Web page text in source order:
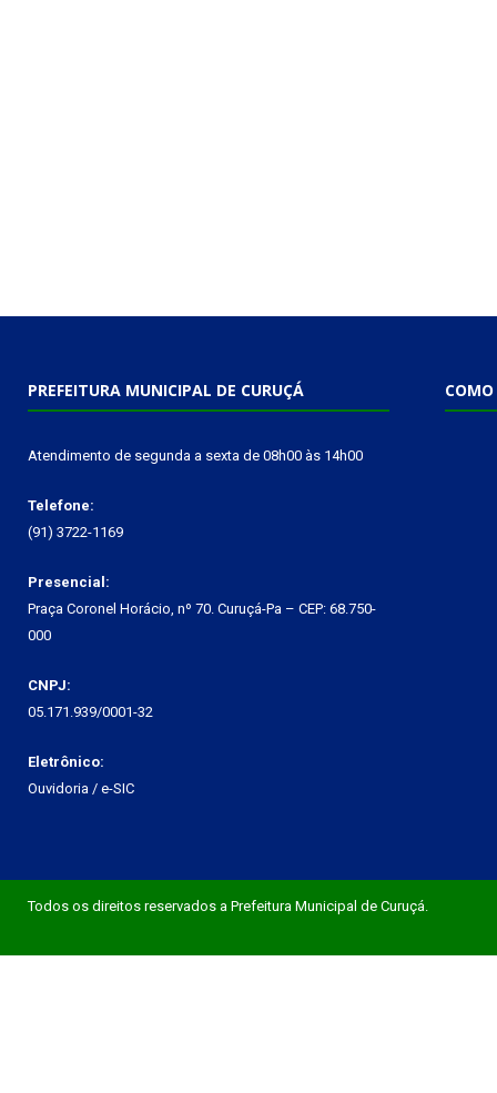
PREFEITURA MUNICIPAL DE CURUÇÁ
Atendimento de segunda a sexta de 08h00 às 14h00
Telefone:
(91) 3722-1169
Presencial:
Praça Coronel Horácio, nº 70. Curuçá-Pa – CEP: 68.750-
000
CNPJ:
05.171.939/0001-32
Eletrônico:
Ouvidoria / e-SIC
COMO
Todos os direitos reservados a Prefeitura Municipal de Curuçá.